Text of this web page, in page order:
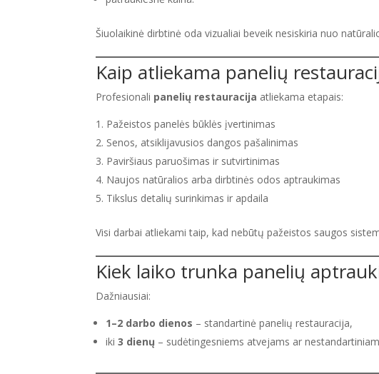
Šiuolaikinė dirbtinė oda vizualiai beveik nesiskiria nuo
Kaip atliekama panelių
Profesionali panelių restauracija atliekama etapais:
Pažeistos panelės būklės įvertinimas
Senos, atsiklijavusios dangos pašalinimas
Paviršiaus paruošimas ir sutvirtinimas
Naujos natūralios arba dirbtinės odos aptraukimas
Tikslus detalių surinkimas ir apdaila
Visi darbai atliekami taip, kad nebūtų pažeistos saugos
Kiek laiko trunka panelių
Dažniausiai:
1–2 darbo dienos – standartinė panelių restauracija,
iki3 dienų – sudėtingesniems atvejams ar